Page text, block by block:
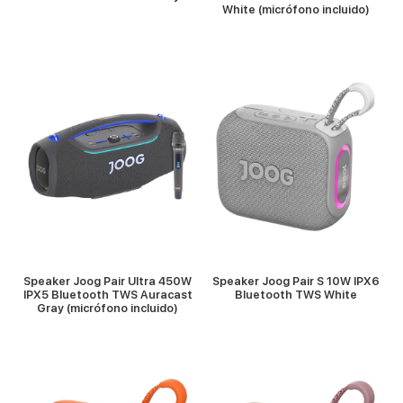
White (micrófono incluido)
VER MÁS
Speaker Joog Pair Ultra 450W
IPX5 Bluetooth TWS Auracast
Gray (micrófono incluido)
VER MÁS
Speaker Joog Pair S 10W IPX6
Bluetooth TWS White